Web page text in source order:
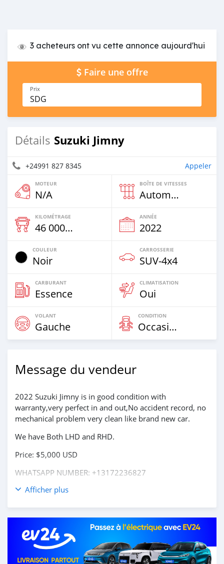
3 acheteurs ont vu cette annonce aujourd'hui
Faire une offre
Prix
SDG
Détails Suzuki Jimny
+24991 827 8345 Appeler
MOTEUR
N/A
BOÎTE DE VITESSES
Automatique
KILOMÉTRAGE
46 000 Km
ANNÉE
2022
COULEUR
Noir
CARROSSERIE
SUV‒4x4
CARBURANT
Essence
CLIMATISATION
Oui
VOLANT
Gauche
CONDITION
Occasion
Message du vendeur
2022 Suzuki Jimny is in good condition with
warranty,very perfect in and out,No accident record, no
mechanical problem very clean like brand new car.
We have Both LHD and RHD.
Price: $5,000 USD
WHATSAPP NUMBER: +13172236827
CONTACT EMAIL: lucansachezs@hotmail.com
Afficher plus